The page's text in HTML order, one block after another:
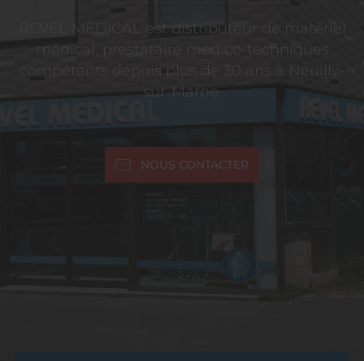
REVEL MEDICAL est distributeur de matériel
médical, prestataire médico-techniques
compétents depuis plus de 30 ans à Neuilly-
sur-Marne.
NOUS CONTACTER